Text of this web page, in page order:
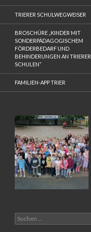
TRIERER SCHULWEGWEISER
BROSCHÜRE „KINDER MIT
SONDERPÄDAGOGISCHEM
FÖRDERBEDARF UND
BEHINDERUNGEN AN TRIERER
SCHULEN“
FAMILIEN-APP TRIER
Suchen
nach: